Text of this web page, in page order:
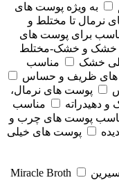
به ویژه پوست های
نرمال تا مختلط و
برای پوست های
خشک و خشک-مختلط
خشک
مناسب
های ظریف و حساس
پوست های نرمال،
دهیدراته
مناسب
پوست های چرب و
پوست های خیلی
Miracle Broth